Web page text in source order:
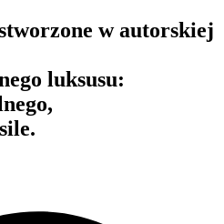
w autorskiej
luksusu: